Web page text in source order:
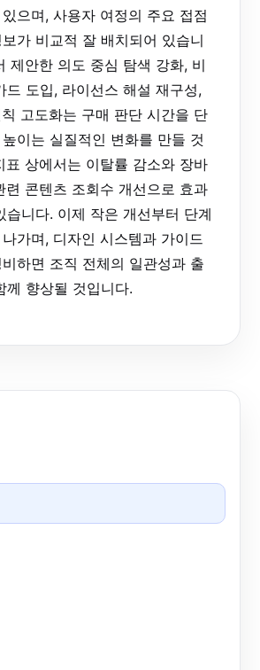
으며, 사용자 여정의 주요 접점
가 비교적 잘 배치되어 있습니
제안한 의도 중심 탐색 강화, 비
드 도입, 라이선스 해설 재구성,
칙 고도화는 구매 판단 시간을 단
이는 실질적인 변화를 만들 것
표 상에서는 이탈률 감소와 장바
련 콘텐츠 조회수 개선으로 효과
습니다. 이제 작은 개선부터 단계
가며, 디자인 시스템과 가이드
하면 조직 전체의 일관성과 출
께 향상될 것입니다.